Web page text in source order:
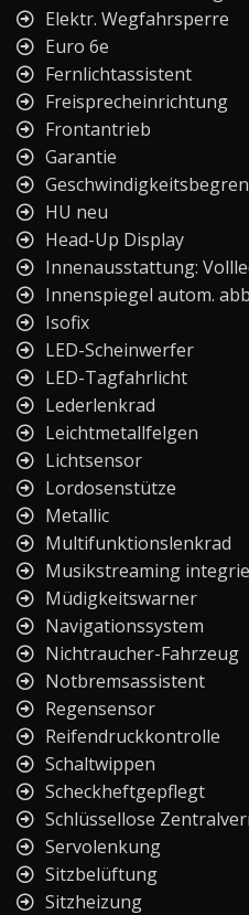
Elektr. Wegfahrsperre
Euro 6e
Fernlichtassistent
Freisprecheinrichtung
Frontantrieb
Garantie
HU neu
Head-Up Display
Innenausstattung:
Innenspiegel autom.
Isofix
LED-Scheinwerfer
LED-Tagfahrlicht
Lederlenkrad
Leichtmetallfelgen
Lichtsensor
Lordosenstütze
Metallic
Multifunktionslenkrad
Musikstreaming
Müdigkeitswarner
Navigationssystem
Nichtraucher-Fahrzeug
Notbremsassistent
Regensensor
Reifendruckkontrolle
Schaltwippen
Scheckheftgepflegt
Schlüssellose
Servolenkung
Sitzbelüftung
Sitzheizung